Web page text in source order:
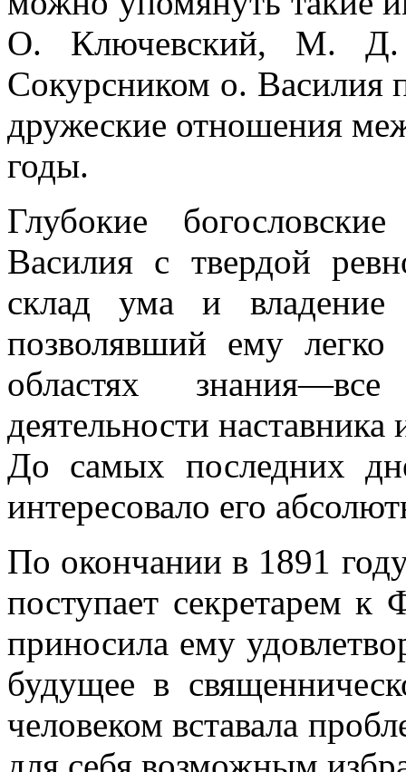
О. Ключевский, М.
Сокурсником о.
дружеские отношения
годы.
Глубокие
Василия с твердой
склад ума и владение
позволявший ему легко
областях
деятельности
До самых последних
интересовало его
По окончании в 1891
поступает секретарем
приносила ему
будущее в
человеком вставала